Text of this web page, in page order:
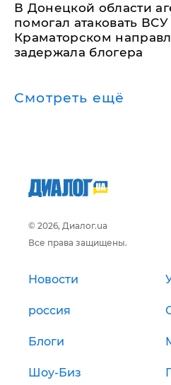
В Донецкой области
помогал атаковать ВСУ
Краматорском
задержала блогера
Смотреть ещё
© 2026, Диалог.ua
Все права защищены.
Новости
россия
Блоги
Шоу-Биз